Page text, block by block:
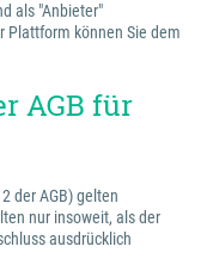
als "Anbieter"
Plattform können Sie dem
AGB für
der AGB) gelten
nur insoweit, als der
ausdrücklich